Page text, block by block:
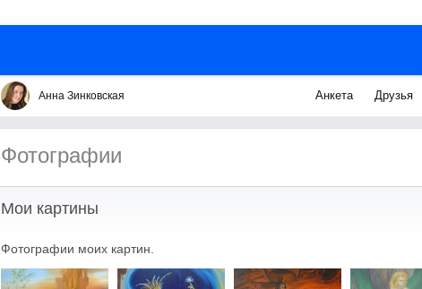
Анна Зинковская Анкета Друзья
Фотографии
Мои картины
Фотографии моих картин.